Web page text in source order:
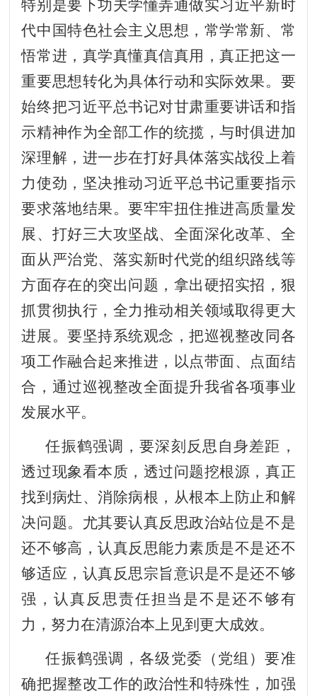
特别是要下功夫学懂弄通做实习近平新时
代中国特色社会主义思想，常学常新、常
悟常进，真学真懂真信真用，真正把这一
重要思想转化为具体行动和实际效果。要
始终把习近平总书记对甘肃重要讲话和指
示精神作为全部工作的统揽，与时俱进加
深理解，进一步在打好具体落实战役上着
力使劲，坚决推动习近平总书记重要指示
要求落地结果。要牢牢扭住推进高质量发
展、打好三大攻坚战、全面深化改革、全
面从严治党、落实新时代党的组织路线等
方面存在的突出问题，拿出硬招实招，狠
抓贯彻执行，全力推动相关领域取得更大
进展。要坚持系统观念，把巡视整改同各
项工作融合起来推进，以点带面、点面结
合，通过巡视整改全面提升我省各项事业
发展水平。
任振鹤强调，要深刻反思自身差距，
透过现象看本质，透过问题挖根源，真正
找到病灶、消除病根，从根本上防止和解
决问题。尤其要认真反思政治站位是不是
还不够高，认真反思能力素质是不是还不
够适应，认真反思宗旨意识是不是还不够
强，认真反思责任担当是不是还不够有
力，努力在清源治本上见到更大成效。
任振鹤强调，各级党委（党组）要准
确把握整改工作的政治性和特殊性，加强